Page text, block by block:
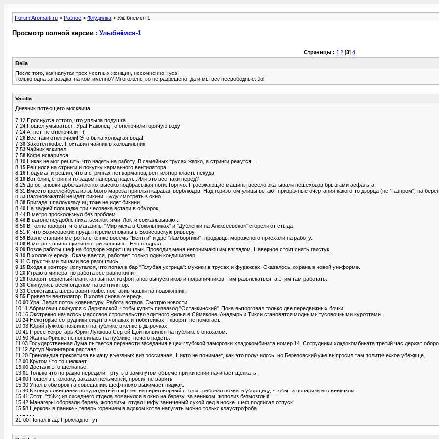
Forum Aromarti.ru > Разное > Флудилка > Улыбнёмся-1
Просмотр полной версии : Улыбнёмся-1
Страницы : 1 2[3] 4
Bella
После того, как напугал трех честных женщин, несомненно. :yes:
Только одна загвоздка, на ком именно? Многоженство не разрешено, да и мы все несвободные. :lol:
Vanilla
Дневник потеющего москвича
7.12 Проснулся оттого, что уплыла подушка.
7.24 Пошел умываться. Ура! Наконец-то отключили горячую воду!
7.24 А, нет, не отключили :-(
7.26 Все-таки отключили! Это была холодная вода!
7.38 Захотел кофе. Поставил чайник в холодильник.
7.53 Чайник вскипел.
7.58 Кофе испарился.
8.10 Никак не мог решить, что надеть на работу. В семейных трусах жарко, а стринги режутся...
8.15 Решился на стринги и покупку карманного вентилятора
8.16 Подумал и решил, что в стрингах нет карманов, вентилятор класть некуда.
8.18 Вот блин, стринги то задом наперед надел...Или это все-таки перед?
8.25 До остановки добежал легко, высоко подбрасывая ноги. Горячо. Проезжающие машины весело окатывали пешеходов брызгами асфальта.
8.31 Вместо троллейбуса из зыбкого марева приплыл караван верблюдов. Над горизотом улицы встают призрачные очертания какого-то дворца (не "Газпром") на
8.33 Вагоновожатой не идет бикини. Буду смотреть в окно.
8.38 Бригаде шпалоукладчиц тоже не идет бикини.
8.40 На задней площадке три человека встали в обморок.
8.44 В метро проскользнул без проблем.
8.46 В вагоне неудобно пихаться локтями. Локти соскальзывают.
8.50 В толпе говорят, что магазины "Мир меха в Сокольниках" и "Дубленки на Алексеевской" сгорели от стыда.
8.51 И что Борисовские пруды переименованы в Борисовскую ривьеру.
8.59 Возле станции метро на стоянке восемь "Бентли" и две "Ламборгини": продавцы мороженого приехали на работу.
9.08 В метро к спине прилипло три женщины. Еле отодрал.
9.09 Возле работы шеф на бордюре жарит шашлык. Проводил меня непонимающим взглядом. Наверное стоит снять галстук.
9.10 В холле очередь. Оказывается, работает только один кондиционер.
9.11 С грустными лицами все разошлись.
9.15 Входя в контору, испугался, что попал в бар "Голубая устрица": мужики в трусах и фуражках. Оказалось, охрана в новой униформе.
9.20 Играю в минёра, но работа все равно кипит
9.28 Говорят, офисный планктон выгнал из фонтанов выпускников и пограничников - им развлекаться, а этим там работать.
9.30 Скинулись всем отделом на вентилятор.
9.33 Серкетарша шефа варит кофе, поставив чашки на подоконник.
9.55 Привезли вентилятор. В холле снова очередь.
10.00 Ура! Залил потом клавиатуру. Работа встала. Смотрю новости.
10.11 Абрамович скинулся с Дерипаской, чтобы купить пизвавод "Останкинский". Пока выторговал только две передвижных бочки.
10.16 Экстренно началось массовое строительство элитного жилья в Оймяконе. Анадырь и Тикси становятся модными тусовочными курортами.
10.24 Некоторые сотрудники сидят в чопанах и тюбетейках. Говорят, не помогает.
10.33 Юрий Лужков появился на публике в кепке в дырочках.
10.41 Пресс-секретарь Юрия Лужкова Сергей Цой появился на публике с опахалом.
10.50 Жанна Фриске не появилась на публике: нечего надеть.
11.03 Государственная Дума пытается перенести заседания в цех глубокой заморозки хладокомбината номер 14. Сотрудники хладокомбината третий час держат
11.12 Артур Чилингаров растаял.
11.20 Гренландия прекратила выдачу въездных виз россиянам. Никто не понимает, как это получилось, но Березовский уже выпросил там политическое убежище.
12.00 Кругом что то щелкает.
13.00 Достало это щелканье.
13.01 Только что по радио передали - ртуть в замкнутом объеме при кипении начинает щелкать.
14.00 Пошел в столовку, заказал пельменей, просил не варить
15.30 Упал в обморок на совещании. шеф плохо выжимает пиджак.
15:40 К концу совещания полураздетый шеф лег на переговорный стол и требовал позвать уборщицу, чтобы та попарила его веничком
15.41 Этот !":%№; из соседнего отдела ломанулся в окно на березу. за веником. жополиз безмозглый.
15.42 Манагеры оборвали березу. жополизы. отдал шефу заныченый сухой лед в носке. шеф подписал отпуск.
15:58 Церковь в панике - теперь горением в адском котле напугать можно только клаустрофоба
21-00 Попал в ад. Прохладно тут.